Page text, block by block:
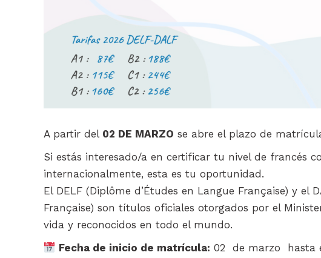
A partir del 02 DE MARZO se abre el plazo de
Si estás interesado/a en certificar tu nivel de francés
internacionalmente, esta es tu oportunidad.
El DELF (Diplôme d’Études en Langue Française) y el
Française) son títulos oficiales otorgados por el
vida y reconocidos en todo el mundo.
Fecha de inicio de matrícula: 02 de marzo hasta